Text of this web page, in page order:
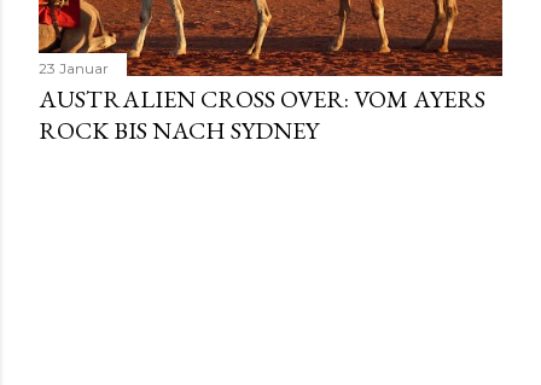
23 Januar
AUSTRALIEN CROSS OVER: VOM AYERS
ROCK BIS NACH SYDNEY